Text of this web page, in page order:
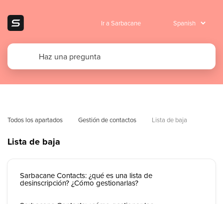
Ir a Sarbacane
Todos los apartados Gestión de contactos Lista de baja
Lista de baja
Sarbacane Contacts: ¿qué es una lista de
desinscripción? ¿Cómo gestionarlas?